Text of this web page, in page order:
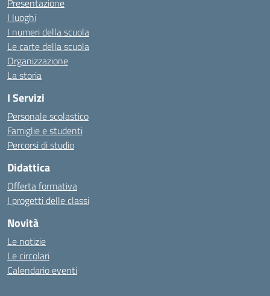
Presentazione
I luoghi
I numeri della scuola
Le carte della scuola
Organizzazione
La storia
I Servizi
Personale scolastico
Famiglie e studenti
Percorsi di studio
Didattica
Offerta formativa
I progetti delle classi
Novità
Le notizie
Le circolari
Calendario eventi